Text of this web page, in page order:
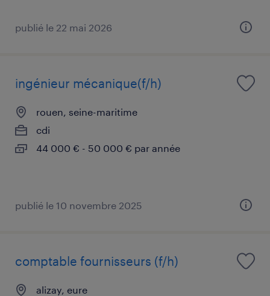
publié le 22 mai 2026
ingénieur mécanique(f/h)
rouen, seine-maritime
cdi
44 000 € - 50 000 € par année
publié le 10 novembre 2025
comptable fournisseurs (f/h)
alizay, eure